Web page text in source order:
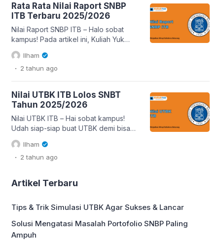
mengukur seberapa ketat persaingan
di jurusan pilihanmu. Di artikel ini, kami
akan membahas passing grade ITB
secara lengkap, mulai dari […]
Rata Rata Nilai Raport SNBP
ITB Terbaru 2025/2026
Nilai Raport SNBP ITB – Halo sobat
kampus! Pada artikel ini, Kuliah Yuk
bakal kasih tahu Kamu tentang data
rata-rata nilai rapor SNBP ITB
2025/2026. Seperti yang kita tahu, jalur
satu jalur favorit buat masuk perguruan
tinggi tanpa tes. Di jalur ini, nilai rapor
Kamu punya peran […]
Ilham
. 2 tahun ago
Nilai UTBK ITB Lolos SNBT
Tahun 2025/2026
Nilai UTBK ITB – Hai sobat kampus!
Udah siap-siap buat UTBK demi bisa
masuk ITB? Tenang aja, di artikel ini
Kuliah Yuk bakal kasih kamu bocoran
skor UTBK ITB 2025/2026 yang bisa
makin gede. Tahun ini, fokus SNBT ada
di Tes Potensi Skolastik (TPS) aja,
Ilham
. 2 tahun ago
Artikel Terbaru
Tips & Trik Simulasi UTBK Agar Sukses & Lancar
Solusi Mengatasi Masalah Portofolio SNBP Paling
Ampuh